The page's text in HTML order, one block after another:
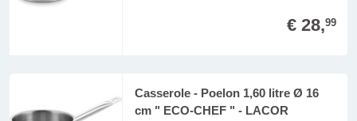
€ 28,99
Casserole - Poelon 1,60 litre Ø 16
cm " ECO-CHEF " - LACOR